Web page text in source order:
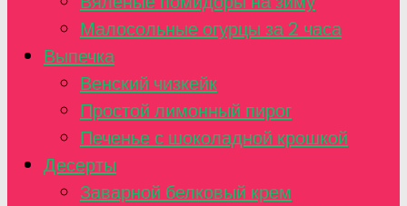
Малосольные огурцы за 2 часа
Выпечка
Венский чизкейк
Простой лимонный пирог
Печенье с шоколадной крошкой
Десерты
Заварной белковый крем